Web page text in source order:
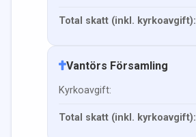
Total skatt (inkl. kyrkoavgift):
Vantörs Församling
Kyrkoavgift:
Total skatt (inkl. kyrkoavgift):